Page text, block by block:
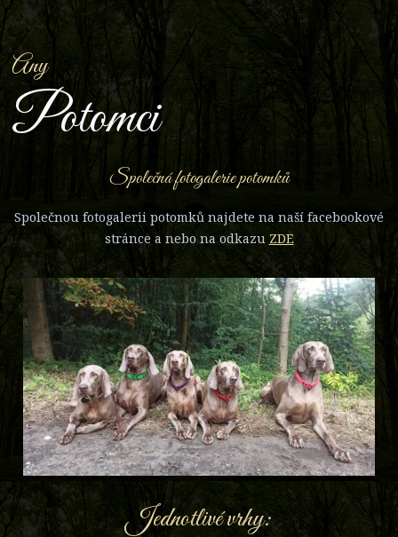
Any
Potomci
Společná fotogalerie potomků
Společnou fotogalerii potomků najdete na naší facebookové
stránce a nebo na odkazu ZDE
Jednotlivé vrhy: